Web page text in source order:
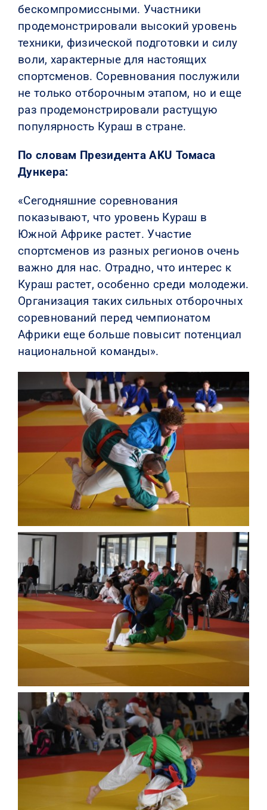
бескомпромиссными. Участники
продемонстрировали высокий уровень
техники, физической подготовки и силу
воли, характерные для настоящих
спортсменов. Соревнования послужили
не только отборочным этапом, но и еще
раз продемонстрировали растущую
популярность Кураш в стране.
По словам Президента AKU Томаса
Дункера:
«Сегодняшние соревнования
показывают, что уровень Кураш в
Южной Африке растет. Участие
спортсменов из разных регионов очень
важно для нас. Отрадно, что интерес к
Кураш растет, особенно среди молодежи.
Организация таких сильных отборочных
соревнований перед чемпионатом
Африки еще больше повысит потенциал
национальной команды».